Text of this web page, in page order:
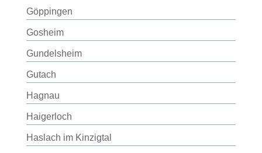
Göppingen
Gosheim
Gundelsheim
Gutach
Hagnau
Haigerloch
Haslach im Kinzigtal